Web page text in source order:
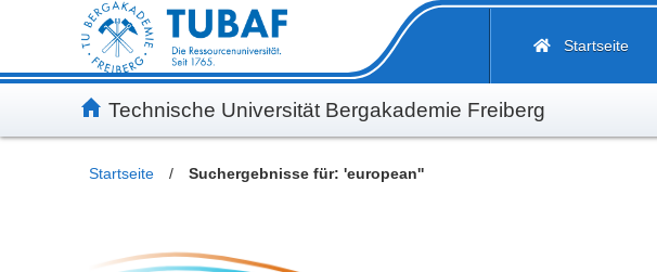
Inhalt
Kundenmenü
Suche
Servicemenü
Startseite
Technische Universität Bergakademie Freiberg
Startseite / Suchergebnisse für: 'european''